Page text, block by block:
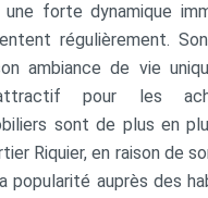
forte dynamique
régulièrement.
ambiance de vie
pour les
sont de plus en
Riquier, en raison de
popularité auprès des